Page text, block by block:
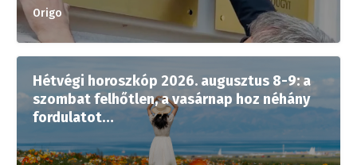
Origo
Hétvégi horoszkóp 2026. augusztus 8-9: a
szombat felhőtlen, a vasárnap hoz néhány
fordulatot…